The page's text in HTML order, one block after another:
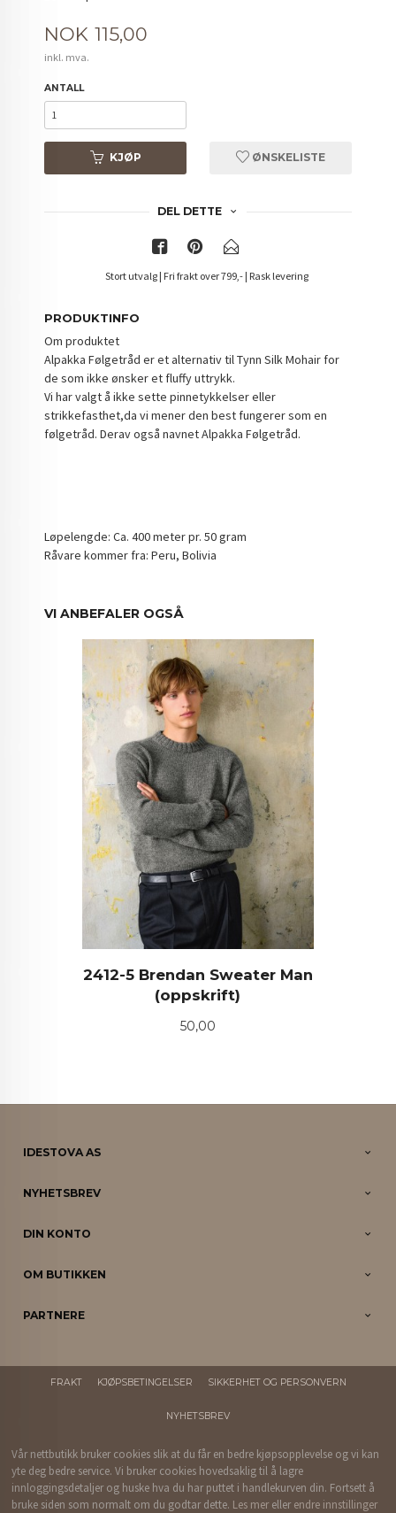
Pris
NOK 115,00
inkl. mva.
ANTALL
KJØP ØNSKELISTE
DEL DETTE
Stort utvalg | Fri frakt over 799,- | Rask levering
PRODUKTINFO
Om produktet
Alpakka Følgetråd er et alternativ til Tynn Silk Mohair for
de som ikke ønsker et fluffy uttrykk.
Vi har valgt å ikke sette pinnetykkelser eller
strikkefasthet,da vi mener den best fungerer som en
følgetråd. Derav også navnet Alpakka Følgetråd.
Løpelengde: Ca. 400 meter pr. 50 gram
Råvare kommer fra: Peru, Bolivia
VI ANBEFALER OGSÅ
2412-5 Brendan Sweater Man
(oppskrift)
Pris
50,00
IDESTOVA AS
NYHETSBREV
DIN KONTO
OM BUTIKKEN
PARTNERE
FRAKT KJØPSBETINGELSER SIKKERHET OG PERSONVERN
NYHETSBREV
Vår nettbutikk bruker cookies slik at du får en bedre kjøpsopplevelse og vi kan
yte deg bedre service. Vi bruker cookies hovedsaklig til å lagre
innloggingsdetaljer og huske hva du har puttet i handlekurven din. Fortsett å
bruke siden som normalt om du godtar dette. Les mer eller endre innstillinger